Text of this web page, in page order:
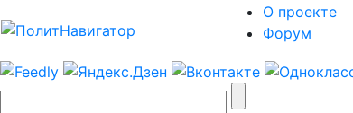
О проекте
Форум